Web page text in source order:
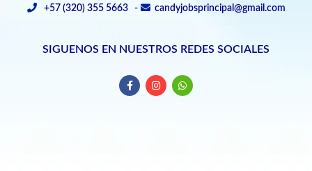
+57 (320) 355 5663 - candyjobsprincipal@gmail.com
SIGUENOS EN NUESTROS REDES SOCIALES